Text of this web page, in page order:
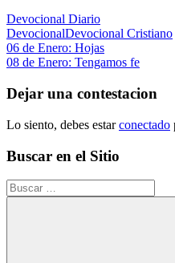
Devocional Diario
DevocionalDevocional Cristiano
Navegación
de
entradas
Entrada
anterior:
06 de Enero: Hojas
Siguiente
08 de Enero: Tengamos fe
Dejar una contestacion
Lo siento, debes estarconectado
Buscar en el Sitio
Buscar: